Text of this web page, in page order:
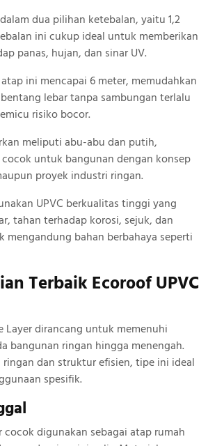
dua pilihan ketebalan, yaitu 1,2
ini cukup ideal untuk memberikan
panas, hujan, dan sinar UV.
ini mencapai 6 meter, memudahkan
lebar tanpa sambungan terlalu
risiko bocor.
meliputi abu-abu dan putih,
untuk bangunan dengan konsep
proyek industri ringan.
UPVC berkualitas tinggi yang
tahan terhadap korosi, sejuk, dan
mengandung bahan berbahaya seperti
Terbaik Ecoroof UPVC
Layer dirancang untuk memenuhi
bangunan ringan hingga menengah.
dan struktur efisien, tipe ini ideal
spesifik.
cocok digunakan sebagai atap rumah